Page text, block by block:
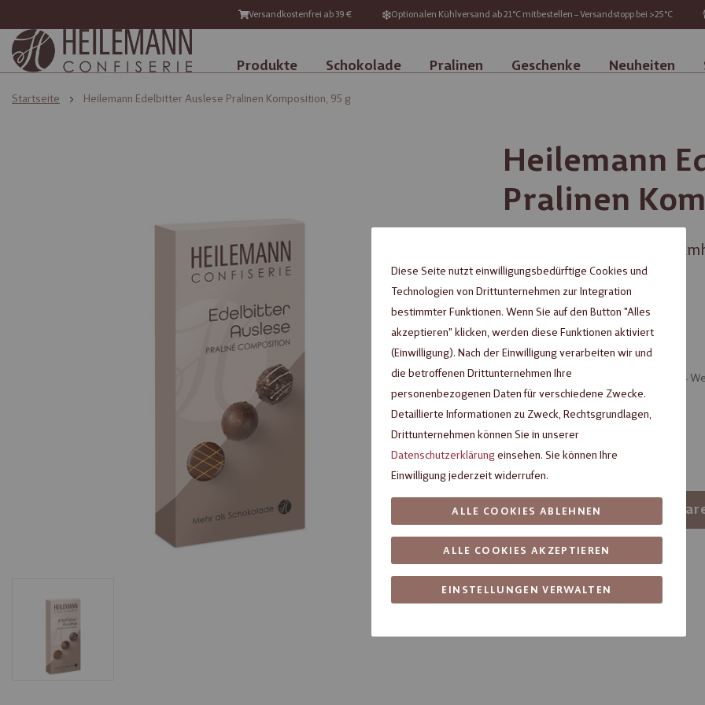
Versandkostenfrei ab 39 € Optionalen Kühlversand ab 21°C mitbestellen – Versandstopp bei >25°C
Produkte Schokolade Pralinen Geschenke Neuheiten
Startseite Heilemann Edelbitter Auslese Pralinen Komposition, 95 g
Heilemann
Pralinen
6,99 €
Dunkle Pralinenmischung
Inhalt: 0,095 kg (73,58 €/ 1 kg)
Artikel verfügbar, Lieferzeit ca. 3 – 4
Verpackungseinheit
- + In den
Artikelnummer:78105929
Fragen zum Produkt?
Diese Seite nutzt einwilligungsbedürftige Cookies und
Technologien von Drittunternehmen zur Integration
bestimmter Funktionen. Wenn Sie auf den Button "Alles
akzeptieren" klicken, werden diese Funktionen aktiviert
(Einwilligung). Nach der Einwilligung verarbeiten wir und
die betroffenen Drittunternehmen Ihre
personenbezogenen Daten für verschiedene Zwecke.
Detaillierte Informationen zu Zweck, Rechtsgrundlagen,
Drittunternehmen können Sie in unserer
Datenschutzerklärungeinsehen. Sie können Ihre
Einwilligung jederzeit widerrufen.
EINSTELLUNGEN VERWALTEN
ALLE COOKIES AKZEPTIEREN
ALLE COOKIES ABLEHNEN